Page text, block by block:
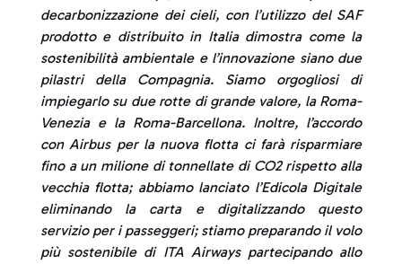
decarbonizzazione dei cieli, con l’utilizzo del SAF
prodotto e distribuito in Italia dimostra come la
sostenibilità ambientale e l’innovazione siano due
pilastri della Compagnia. Siamo orgogliosi di
impiegarlo su due rotte di grande valore, la Roma-
Venezia e la Roma-Barcellona. Inoltre, l’accordo
con Airbus per la nuova flotta ci farà risparmiare
fino a un milione di tonnellate di CO2 rispetto alla
vecchia flotta; abbiamo lanciato l’Edicola Digitale
eliminando la carta e digitalizzando questo
servizio per i passeggeri; stiamo preparando il volo
più sostenibile di ITA Airways partecipando allo